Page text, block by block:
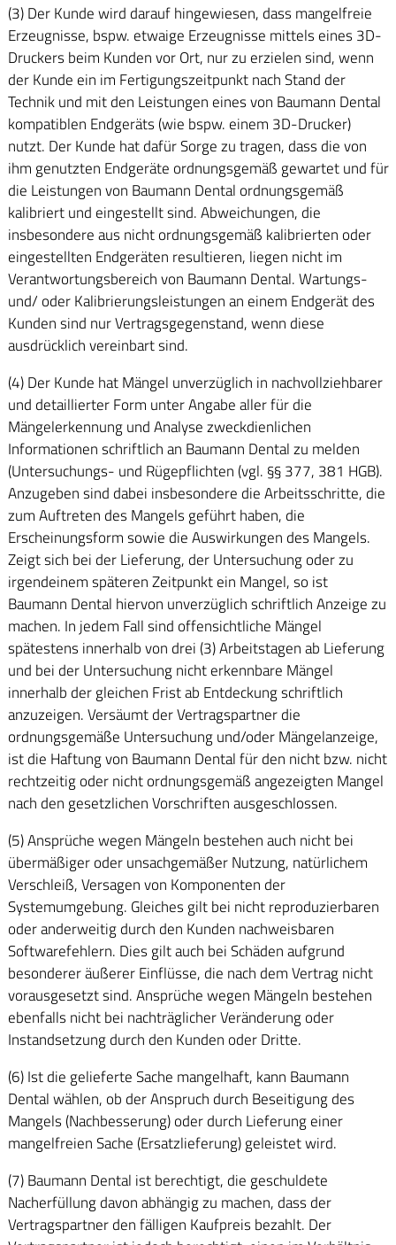
(3) Der Kunde wird darauf hingewiesen, dass mangelfreie
Erzeugnisse, bspw. etwaige Erzeugnisse mittels eines 3D-
Druckers beim Kunden vor Ort, nur zu erzielen sind, wenn
der Kunde ein im Fertigungszeitpunkt nach Stand der
Technik und mit den Leistungen eines von Baumann Dental
kompatiblen Endgeräts (wie bspw. einem 3D-Drucker)
nutzt. Der Kunde hat dafür Sorge zu tragen, dass die von
ihm genutzten Endgeräte ordnungsgemäß gewartet und für
die Leistungen von Baumann Dental ordnungsgemäß
kalibriert und eingestellt sind. Abweichungen, die
insbesondere aus nicht ordnungsgemäß kalibrierten oder
eingestellten Endgeräten resultieren, liegen nicht im
Verantwortungsbereich von Baumann Dental. Wartungs-
und/ oder Kalibrierungsleistungen an einem Endgerät des
Kunden sind nur Vertragsgegenstand, wenn diese
ausdrücklich vereinbart sind.
(4) Der Kunde hat Mängel unverzüglich in nachvollziehbarer
und detaillierter Form unter Angabe aller für die
Mängelerkennung und Analyse zweckdienlichen
Informationen schriftlich an Baumann Dental zu melden
(Untersuchungs- und Rügepflichten (vgl. §§ 377, 381 HGB).
Anzugeben sind dabei insbesondere die Arbeitsschritte, die
zum Auftreten des Mangels geführt haben, die
Erscheinungsform sowie die Auswirkungen des Mangels.
Zeigt sich bei der Lieferung, der Untersuchung oder zu
irgendeinem späteren Zeitpunkt ein Mangel, so ist
Baumann Dental hiervon unverzüglich schriftlich Anzeige zu
machen. In jedem Fall sind offensichtliche Mängel
spätestens innerhalb von drei (3) Arbeitstagen ab Lieferung
und bei der Untersuchung nicht erkennbare Mängel
innerhalb der gleichen Frist ab Entdeckung schriftlich
anzuzeigen. Versäumt der Vertragspartner die
ordnungsgemäße Untersuchung und/oder Mängelanzeige,
ist die Haftung von Baumann Dental für den nicht bzw. nicht
rechtzeitig oder nicht ordnungsgemäß angezeigten Mangel
nach den gesetzlichen Vorschriften ausgeschlossen.
(5) Ansprüche wegen Mängeln bestehen auch nicht bei
übermäßiger oder unsachgemäßer Nutzung, natürlichem
Verschleiß, Versagen von Komponenten der
Systemumgebung. Gleiches gilt bei nicht reproduzierbaren
oder anderweitig durch den Kunden nachweisbaren
Softwarefehlern. Dies gilt auch bei Schäden aufgrund
besonderer äußerer Einflüsse, die nach dem Vertrag nicht
vorausgesetzt sind. Ansprüche wegen Mängeln bestehen
ebenfalls nicht bei nachträglicher Veränderung oder
Instandsetzung durch den Kunden oder Dritte.
(6) Ist die gelieferte Sache mangelhaft, kann Baumann
Dental wählen, ob der Anspruch durch Beseitigung des
Mangels (Nachbesserung) oder durch Lieferung einer
mangelfreien Sache (Ersatzlieferung) geleistet wird.
(7) Baumann Dental ist berechtigt, die geschuldete
Nacherfüllung davon abhängig zu machen, dass der
Vertragspartner den fälligen Kaufpreis bezahlt. Der